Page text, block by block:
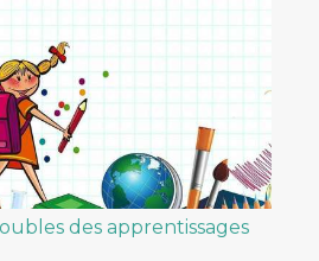
des apprentissages